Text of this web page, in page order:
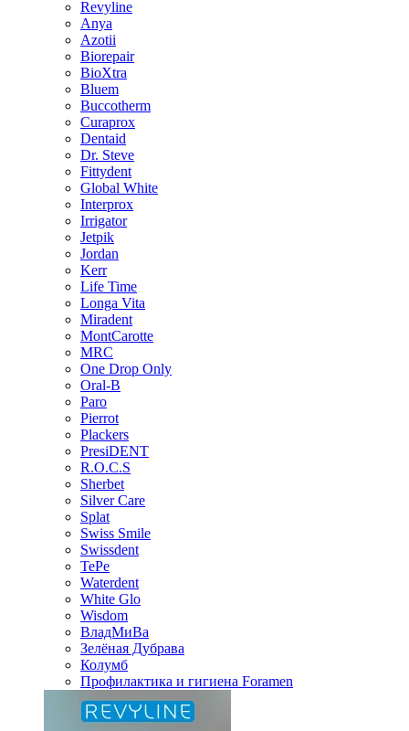
Revyline
Anya
Azotii
Biorepair
BioXtra
Bluem
Buccotherm
Curaprox
Dentaid
Dr. Steve
Fittydent
Global White
Interprox
Irrigator
Jetpik
Jordan
Kerr
Life Time
Longa Vita
Miradent
MontCarotte
MRC
One Drop Only
Oral-B
Paro
Pierrot
Plackers
PresiDENT
R.O.C.S
Sherbet
Silver Care
Splat
Swiss Smile
Swissdent
TePe
Waterdent
White Glo
Wisdom
ВладМиВа
Зелёная Дубрава
Колумб
Профилактика и гигиена Foramen